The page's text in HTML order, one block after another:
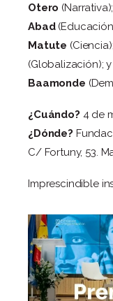
Otero
Abad
Matute (Ciencia);
(Globalización); y
Baamonde
¿Cuándo? 4 de
¿Dónde?
C/ Fortuny, 53.
Imprescindible